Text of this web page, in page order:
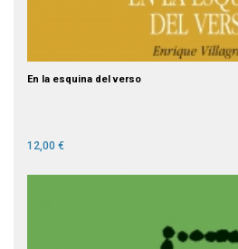
En la esquina del verso
12,00 €